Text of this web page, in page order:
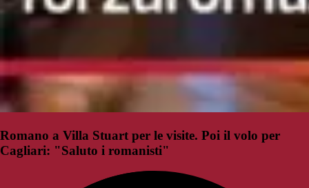
Romano a Villa Stuart per le visite. Poi il volo per
Cagliari: "Saluto i romanisti"